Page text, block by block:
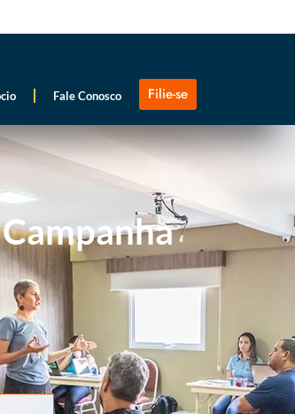
Fale Conosco Filie-se